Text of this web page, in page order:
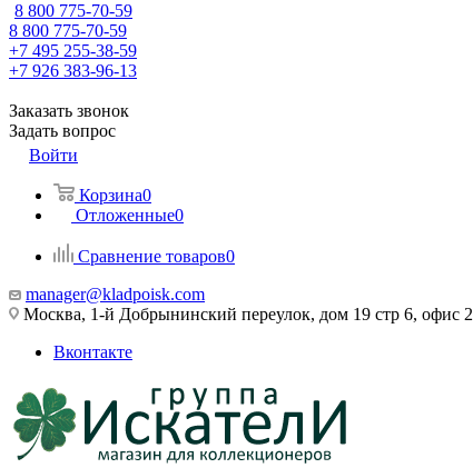
8 800 775-70-59
8 800 775-70-59
+7 495 255-38-59
+7 926 383-96-13
Заказать звонок
Задать вопрос
Войти
Корзина0
Отложенные0
Сравнение товаров0
manager@kladpoisk.com
Москва, 1-й Добрынинский переулок, дом 19 стр 6, офис 2
Вконтакте